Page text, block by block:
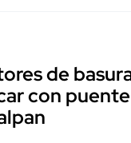
de
con